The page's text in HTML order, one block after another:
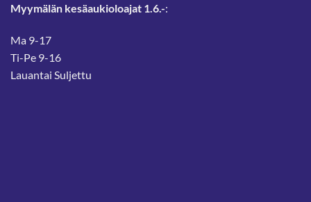
Myymälän kesäaukioloajat 1.6.-:
Ma 9-17
Ti-Pe 9-16
Lauantai Suljettu